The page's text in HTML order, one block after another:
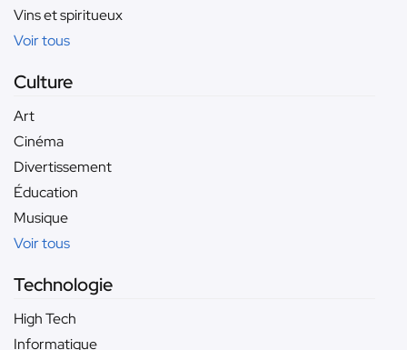
Vins et spiritueux
Voir tous
Culture
Art
Cinéma
Divertissement
Éducation
Musique
Voir tous
Technologie
High Tech
Informatique